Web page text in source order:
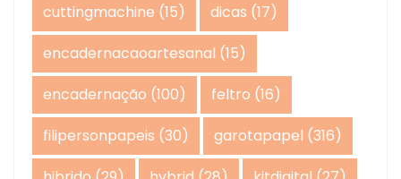
cuttingmachine (15) dicas (17)
encadernacaoartesanal (15)
encadernação (100) feltro (16)
filipersonpapeis (30) garotapapel (316)